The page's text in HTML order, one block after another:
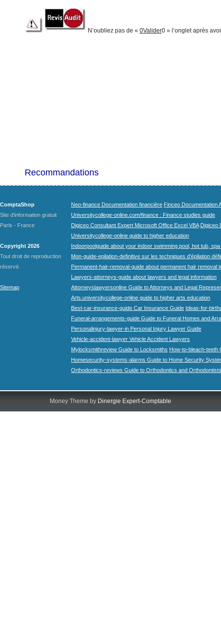
N’oubliez pas de « 0Valider0 » l’onglet après
Recommandations
ComptaShop
Site d'information gratuit
Paris - France
Copyright 2026
Tout droit de reproduction
réservé.
Sitemap
Neo-finance Documentation financière Finceo Documentation
Universitycollege-online.com/finance : Finance studies guide
Digiceo Consultant Expert Microsoft Office Excel VBA Digiceo
Universitycollege-online guide to higher education
Indoorpoolguide about your indoor swimming pool, hot tub,
Mon-guide-epilation-definitive sur les techniques d'épilation
Permanent-hair-removal-guide about permanent hair removal
Lawyers-attorneys-guide about lawyers and legal information
Attorneyslawyersonline Guide to Attorneys and Legal
Arts.universitycollege-online guide to higher arts education
Best-car-insurance-guide Car Insurance Guide Ideas-for-
Funeral-arrangements-guide Guide to Funeral Homes and
Personalinjury-lawyer-in Personal Injury Lawyer Guide
Vehicle-accident-lawyer Vehicle Accident Lawyers
Mylocksmithreview Guide to Locksmiths How-to-bleach-teeth
Homesecurity-systems-alarms Guide to Home Security
Orthodontics-reviews Guide to Orthodontics and Orthodontists
Money Theme by Dinergie Expert-Comptable